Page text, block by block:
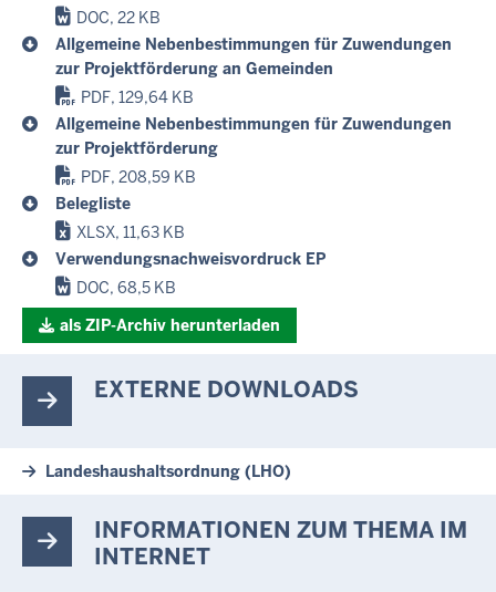
DOC, 22 KB
Allgemeine Nebenbestimmungen für Zuwendungen
zur Projektförderung an Gemeinden
PDF, 129,64 KB
Allgemeine Nebenbestimmungen für Zuwendungen
zur Projektförderung
PDF, 208,59 KB
Belegliste
XLSX, 11,63 KB
Verwendungsnachweisvordruck EP
DOC, 68,5 KB
als ZIP-Archiv herunterladen
EXTERNE DOWNLOADS
Landeshaushaltsordnung (LHO)
INFORMATIONEN ZUM THEMA IM
INTERNET